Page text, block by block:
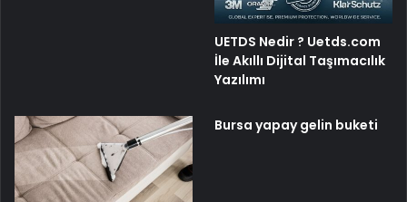
UETDS Nedir ? Uetds.com
İle Akıllı Dijital Taşımacılık
Yazılımı
Bursa yapay gelin buketi